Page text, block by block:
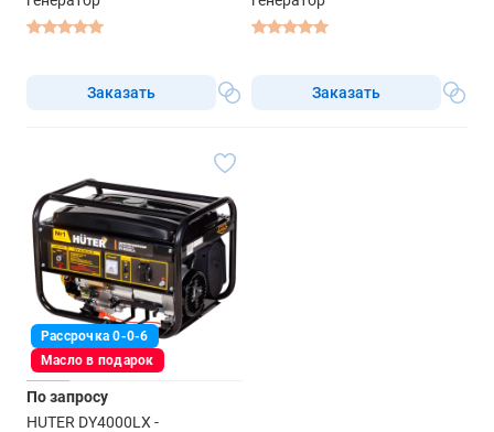
Заказать Заказать
Рассрочка 0-0-6
Масло в подарок
По запросу
HUTER DY4000LX -